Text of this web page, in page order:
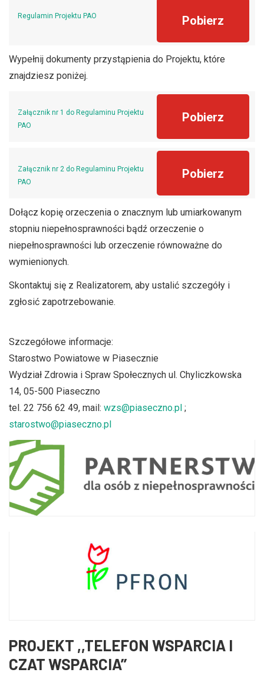
Regulamin Projektu PAO Pobierz
Wypełnij dokumenty przystąpienia do Projektu, które
znajdziesz poniżej.
Załącznik nr 1 do Regulaminu Projektu
PAO
Pobierz
Załącznik nr 2 do Regulaminu Projektu
PAO
Pobierz
Dołącz kopię orzeczenia o znacznym lub umiarkowanym
stopniu niepełnosprawności bądź orzeczenie o
niepełnosprawności lub orzeczenie równoważne do
wymienionych.
Skontaktuj się z Realizatorem, aby ustalić szczegóły i
zgłosić zapotrzebowanie.
Szczegółowe informacje:
Starostwo Powiatowe w Piasecznie
Wydział Zdrowia i Spraw Społecznych ul. Chyliczkowska
14, 05-500 Piaseczno
tel. 22 756 62 49, mail: wzs@piaseczno.pl ;
starostwo@piaseczno.pl
PROJEKT ,,TELEFON WSPARCIA I
CZAT WSPARCIA’’